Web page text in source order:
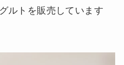
ルトを販売しています